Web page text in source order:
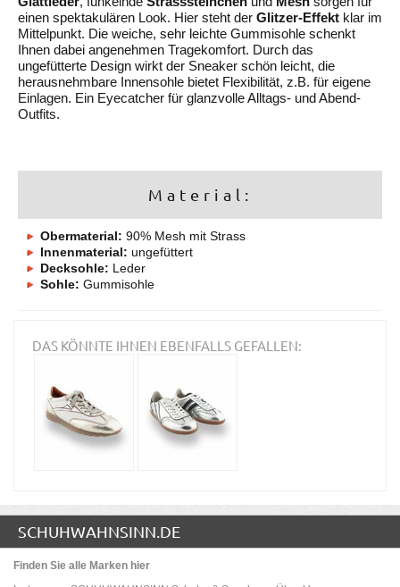
einen spektakulären Look. Hier steht der Glitzer-Effekt klar im
Mittelpunkt. Die weiche, sehr leichte Gummisohle schenkt
Ihnen dabei angenehmen Tragekomfort. Durch das
ungefütterte Design wirkt der Sneaker schön leicht, die
herausnehmbare Innensohle bietet Flexibilität, z.B. für eigene
Einlagen. Ein Eyecatcher für glanzvolle Alltags- und Abend-
Outfits.
Material:
Obermaterial: 90% Mesh mit Strass
Innenmaterial: ungefüttert
Decksohle: Leder
Sohle: Gummisohle
DAS KÖNNTE IHNEN EBENFALLS GEFALLEN:
SCHUHWAHNSINN.DE
Finden Sie alle Marken hier